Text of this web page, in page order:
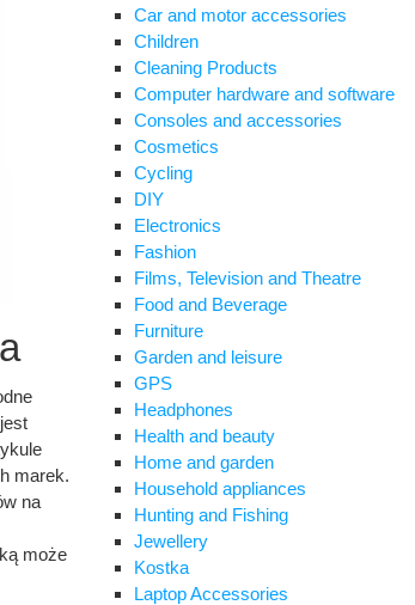
marek.
na
może
Car and motor accessories
Children
Cleaning Products
Computer hardware and software
Consoles and accessories
Cosmetics
Cycling
DIY
Electronics
Fashion
Films, Television and Theatre
Food and Beverage
Furniture
Garden and leisure
GPS
Headphones
Health and beauty
Home and garden
Household appliances
Hunting and Fishing
Jewellery
Kostka
Laptop Accessories